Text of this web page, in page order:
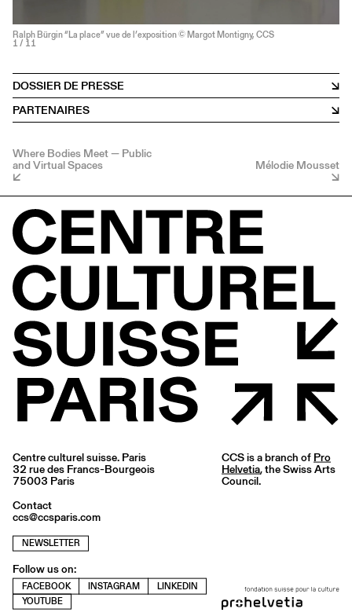
Ralph Bürgin “La place” vue de l’exposition © Margot Montigny, CCS
1 / 11
DOSSIER DE PRESSE
PARTENAIRES
Where Bodies Meet — Public
and Virtual Spaces Mélodie Mousset
Centre culturel suisse. Paris
32 rue des Francs-Bourgeois
75003 Paris
Contact
ccs@ccsparis.com
NEWSLETTER
Follow us on:
FACEBOOK INSTAGRAM
LINKEDIN
YOUTUBE
CCS is a branch of Pro
Helvetia, the Swiss Arts
Council.